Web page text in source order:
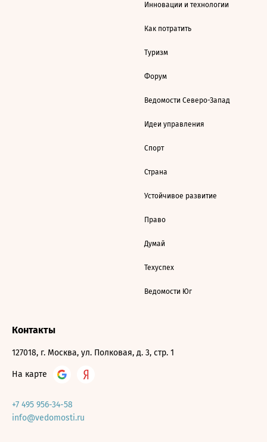
Инновации и технологии
Как потратить
Туризм
Форум
Ведомости Северо-Запад
Идеи управления
Спорт
Страна
Устойчивое развитие
Право
Думай
Техуспех
Ведомости Юг
Контакты
127018, г. Москва, ул. Полковая, д. 3, стр. 1
На карте
+7 495 956-34-58
info@vedomosti.ru